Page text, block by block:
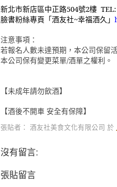
新北市新店區中正路504號2樓
臉書粉絲專頁「酒友社~幸福酒久」
注意事項：
若報名人數未達預期，本公司保留
本公司保有變更菜單/酒單之權利。
【未成年請勿飲酒】
【酒後不開車 安全有保障】
張貼者： 酒友社美食文化有限公司 於
沒有留言:
張貼留言